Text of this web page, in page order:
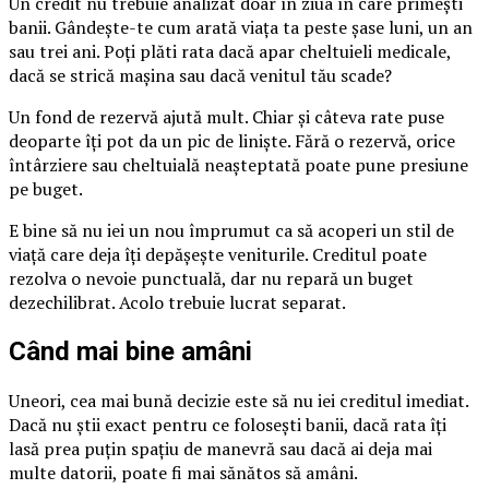
banii. Gândește-te cum arată viața ta peste șase luni, un an
sau trei ani. Poți plăti rata dacă apar cheltuieli medicale,
dacă se strică mașina sau dacă venitul tău scade?
Un fond de rezervă ajută mult. Chiar și câteva rate puse
deoparte îți pot da un pic de liniște. Fără o rezervă, orice
întârziere sau cheltuială neașteptată poate pune presiune
pe buget.
E bine să nu iei un nou împrumut ca să acoperi un stil de
viață care deja îți depășește veniturile. Creditul poate
rezolva o nevoie punctuală, dar nu repară un buget
dezechilibrat. Acolo trebuie lucrat separat.
Când mai bine amâni
Uneori, cea mai bună decizie este să nu iei creditul imediat.
Dacă nu știi exact pentru ce folosești banii, dacă rata îți
lasă prea puțin spațiu de manevră sau dacă ai deja mai
multe datorii, poate fi mai sănătos să amâni.